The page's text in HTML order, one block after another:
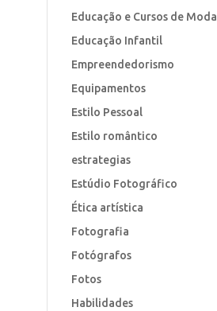
Educação e Cursos de Moda
Educação Infantil
Empreendedorismo
Equipamentos
Estilo Pessoal
Estilo romântico
estrategias
Estúdio Fotográfico
Ética artística
Fotografia
Fotógrafos
Fotos
Habilidades